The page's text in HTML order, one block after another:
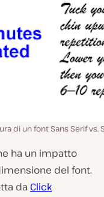
di un font Sans Serif vs.
ha un impatto
del font.
da Click